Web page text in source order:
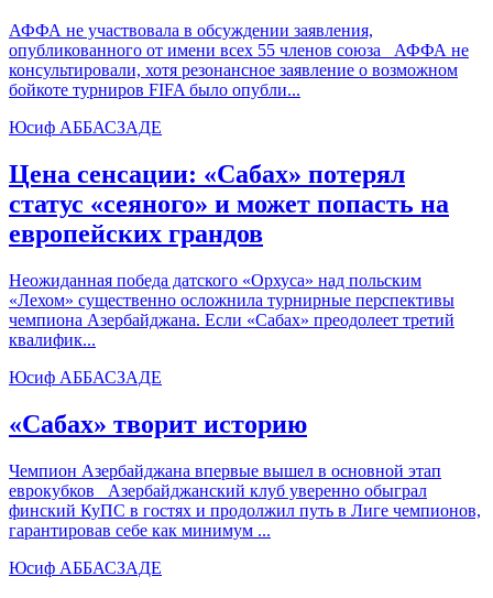
АФФА не участвовала в обсуждении заявления,
опубликованного от имени всех 55 членов союза АФФА не
консультировали, хотя резонансное заявление о возможном
бойкоте турниров FIFA было опубли...
Юсиф АББАСЗАДЕ
Цена сенсации: «Сабах» потерял
статус «сеяного» и может попасть на
европейских грандов
Неожиданная победа датского «Орхуса» над польским
«Лехом» существенно осложнила турнирные перспективы
чемпиона Азербайджана. Если «Сабах» преодолеет третий
квалифик...
Юсиф АББАСЗАДЕ
«Сабах» творит историю
Чемпион Азербайджана впервые вышел в основной этап
еврокубков Азербайджанский клуб уверенно обыграл
финский КуПС в гостях и продолжил путь в Лиге чемпионов,
гарантировав себе как минимум ...
Юсиф АББАСЗАДЕ